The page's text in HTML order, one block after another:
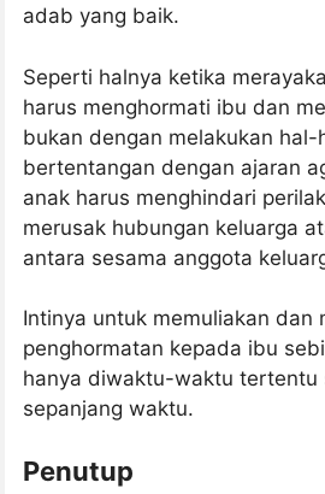
adab yang baik.
Seperti halnya ketika
harus menghormati ibu dan
bukan dengan melakukan hal-
bertentangan dengan ajaran
anak harus menghindari
merusak hubungan keluarga
antara sesama anggota
Intinya untuk memuliakan dan
penghormatan kepada ibu
hanya diwaktu-waktu tertentu
sepanjang waktu.
Penutup